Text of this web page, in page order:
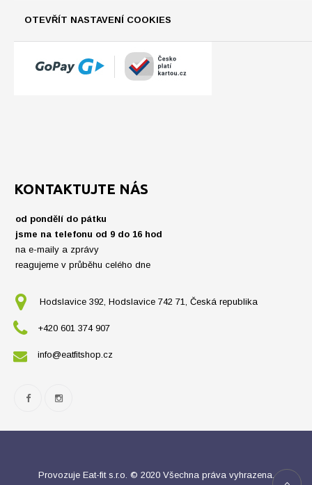
OTEVŘÍT NASTAVENÍ COOKIES
KONTAKTUJTE NÁS
od pondělí do pátku
jsme na telefonu od 9 do 16 hod
na e-maily a zprávy
reagujeme v průběhu celého dne
Hodslavice 392, Hodslavice 742 71, Česká republika
+420 601 374 907
info@eatfitshop.cz
Provozuje Eat-fit s.r.o. © 2020 Všechna práva vyhrazena.